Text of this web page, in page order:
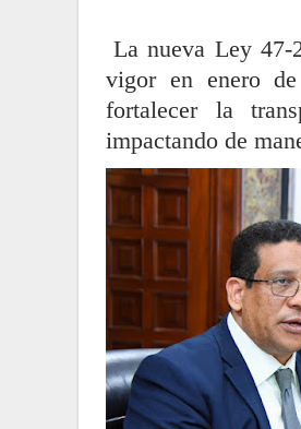
La nueva Ley 47-
vigor en enero
fortalecer la
impactando de